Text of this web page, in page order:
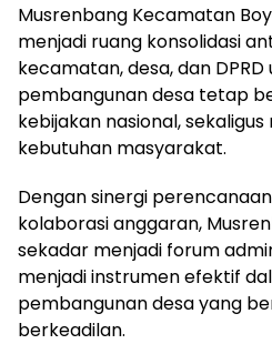
Musrenbang Kecamatan
menjadi ruang konsolidasi
kecamatan, desa, dan
pembangunan desa tetap
kebijakan nasional,
kebutuhan masyarakat.
Dengan sinergi
kolaborasi anggaran,
sekadar menjadi forum
menjadi instrumen efektif
pembangunan desa yang
berkeadilan.